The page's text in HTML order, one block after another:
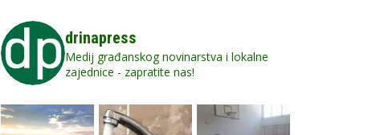
drinapress
Medij građanskog novinarstva i lokalne
zajednice - zapratite nas!